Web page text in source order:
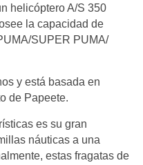
helicóptero A/S 350
la capacidad de
SUPER PUMA/
y está basada en
de Papeete.
es su gran
náuticas a una
estas fragatas de